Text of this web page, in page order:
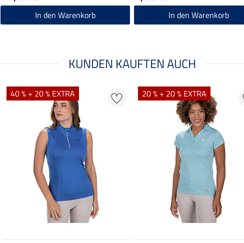
In den Warenkorb In den Warenkorb
KUNDEN KAUFTEN AUCH
40 % + 20 % EXTRA 20 % + 20 % EXTRA